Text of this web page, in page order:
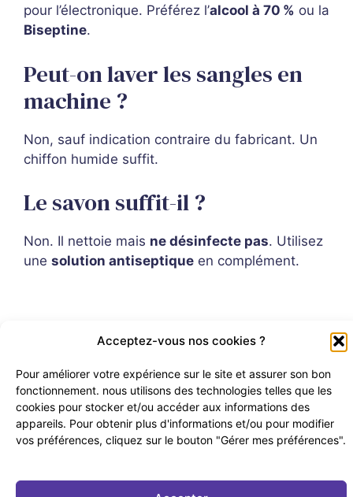
Acceptez-vous nos cookies ?
Pour améliorer votre expérience sur le site et assurer son bon
fonctionnement. nous utilisons des technologies telles que les
cookies pour stocker et/ou accéder aux informations des
appareils. Pour obtenir plus d'informations et/ou pour modifier
vos préférences, cliquez sur le bouton "Gérer mes préférences".
pour l’électronique. Préférez l’alcool à 70 % ou la
Biseptine.
Peut-on laver les sangles en
machine ?
Non, sauf indication contraire du fabricant. Un
chiffon humide suffit.
Le savon suffit-il ?
Non. Il nettoie mais ne désinfecte pas. Utilisez
une solution antiseptique en complément.
No Result Website Carbon
© 2024 – 2026 | Ma Beauté Tech – Tous droits réservés